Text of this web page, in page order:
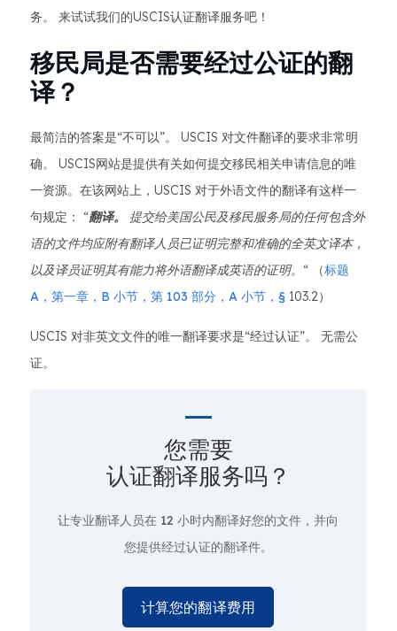
务。 来试试我们的USCIS认证翻译服务吧！
移民局是否需要经过公证的翻
译？
最简洁的答案是“不可以”。 USCIS 对文件翻译的要求非常明
确。 USCIS网站是提供有关如何提交移民相关申请信息的唯
一资源。在该网站上，USCIS 对于外语文件的翻译有这样一
句规定： “翻译。
提交给美国公民及移民服务局的任何包含外
语的文件均应附有翻译人员已证明完整和准确的全英文译本，
以及译员证明其有能力将外语翻译成英语的证明。 “ （标题
A，第一章，B 小节，第 103 部分，A 小节，§ 103.2）
USCIS 对非英文文件的唯一翻译要求是“经过认证”。 无需公
证。
您需要
认证翻译服务吗？
让专业翻译人员在 12 小时内翻译好您的文件，并向
您提供经过认证的翻译件。
计算您的翻译费用